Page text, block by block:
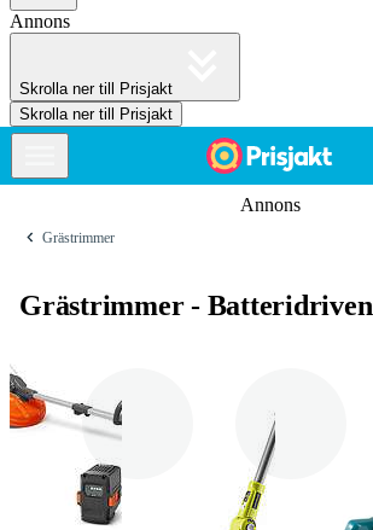
Annons
Skrolla ner till Prisjakt
Skrolla ner till Prisjakt
Annons
Grästrimmer
Grästrimmer - Batteridriven
Husqvarna